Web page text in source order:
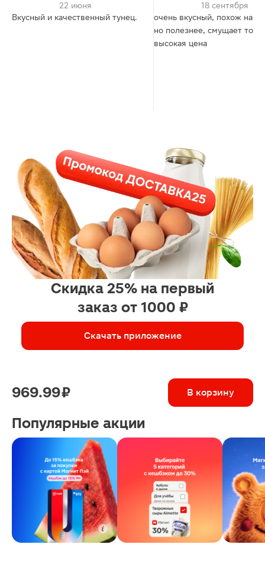
22 июня
Вкусный и качественный тунец.
18 сентября
очень вкусный, похож на
но полезнее, смущает
высокая цена
Скидка 25% на первый
заказ от 1000 ₽
Скачать приложение
969.99 ₽ В корзину
Популярные акции